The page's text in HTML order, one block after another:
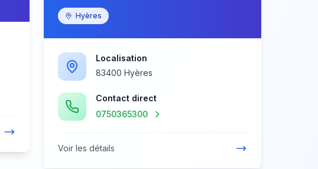
Hyères
Localisation
83400 Hyères
Contact direct
0750365300
Voir les détails